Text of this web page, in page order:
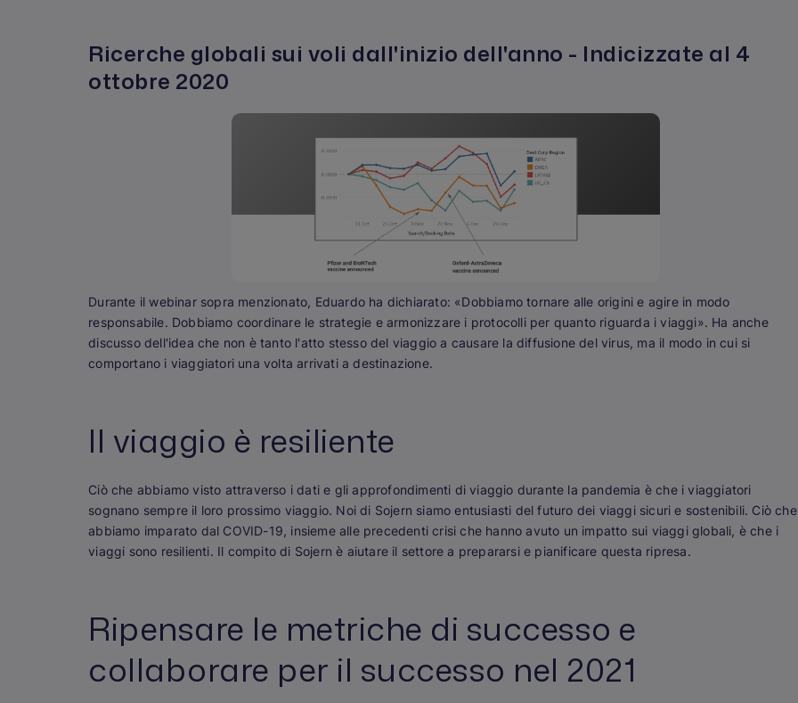
Ricerche globali sui voli dall'inizio dell'anno - Indicizzate al 4
ottobre 2020
Durante il webinar sopra menzionato, Eduardo ha dichiarato: «Dobbiamo tornare alle origini e agire in modo
responsabile. Dobbiamo coordinare le strategie e armonizzare i protocolli per quanto riguarda i viaggi». Ha anche
discusso dell'idea che non è tanto l'atto stesso del viaggio a causare la diffusione del virus, ma il modo in cui si
comportano i viaggiatori una volta arrivati a destinazione.
Il viaggio è resiliente
Ciò che abbiamo visto attraverso i dati e gli approfondimenti di viaggio durante la pandemia è che i viaggiatori
sognano sempre il loro prossimo viaggio. Noi di Sojern siamo entusiasti del futuro dei viaggi sicuri e sostenibili. Ciò che
abbiamo imparato dal COVID-19, insieme alle precedenti crisi che hanno avuto un impatto sui viaggi globali, è che i
viaggi sono resilienti. Il compito di Sojern è aiutare il settore a prepararsi e pianificare questa ripresa.
Ripensare le metriche di successo e
collaborare per il successo nel 2021